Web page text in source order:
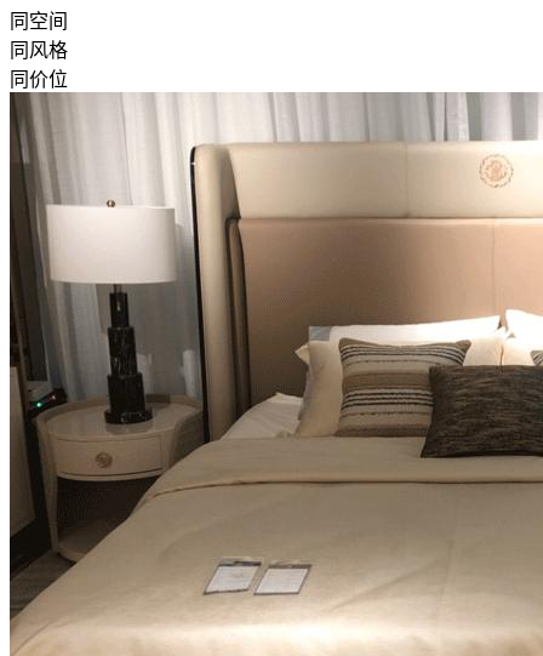
同空间
同风格
同价位